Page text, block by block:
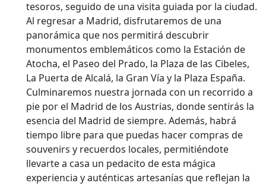
tesoros, seguido de una visita guiada por la ciudad.
Al regresar a Madrid, disfrutaremos de una
panorámica que nos permitirá descubrir
monumentos emblemáticos como la Estación de
Atocha, el Paseo del Prado, la Plaza de las Cibeles,
La Puerta de Alcalá, la Gran Vía y la Plaza España.
Culminaremos nuestra jornada con un recorrido a
pie por el Madrid de los Austrias, donde sentirás la
esencia del Madrid de siempre. Además, habrá
tiempo libre para que puedas hacer compras de
souvenirs y recuerdos locales, permitiéndote
llevarte a casa un pedacito de esta mágica
experiencia y auténticas artesanías que reflejan la